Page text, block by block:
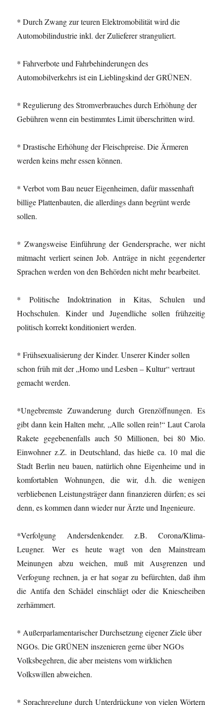
* Durch Zwang zur teuren Elektromobilität wird die
Automobilindustrie inkl. der Zulieferer stranguliert.
* Fahrverbote und Fahrbehinderungen des
Automobilverkehrs ist ein Lieblingskind der GRÜNEN.
* Regulierung des Stromverbrauches durch Erhöhung der
Gebühren wenn ein bestimmtes Limit überschritten wird.
* Drastische Erhöhung der Fleischpreise. Die Ärmeren
werden keins mehr essen können.
* Verbot vom Bau neuer Eigenheimen, dafür massenhaft
billige Plattenbauten, die allerdings dann begrünt werde
sollen.
* Zwangsweise Einführung der Gendersprache, wer nicht
mitmacht verliert seinen Job. Anträge in nicht gegenderter
Sprachen werden von den Behörden nicht mehr bearbeitet.
* Politische Indoktrination in Kitas, Schulen und
Hochschulen. Kinder und Jugendliche sollen frühzeitig
politisch korrekt konditioniert werden.
* Frühsexualisierung der Kinder. Unserer Kinder sollen
schon früh mit der „Homo und Lesben – Kultur“ vertraut
gemacht werden.
*Ungebremste Zuwanderung durch Grenzöffnungen. Es
gibt dann kein Halten mehr, „Alle sollen rein!“ Laut Carola
Rakete gegebenenfalls auch 50 Millionen, bei 80 Mio.
Einwohner z.Z. in Deutschland, das hieße ca. 10 mal die
Stadt Berlin neu bauen, natürlich ohne Eigenheime und in
komfortablen Wohnungen, die wir, d.h. die wenigen
verbliebenen Leistungsträger dann finanzieren dürfen; es sei
denn, es kommen dann wieder nur Ärzte und Ingenieure.
*Verfolgung Andersdenkender. z.B. Corona/Klima-
Leugner. Wer es heute wagt von den Mainstream
Meinungen abzu weichen, muß mit Ausgrenzen und
Verfogung rechnen, ja er hat sogar zu befürchten, daß ihm
die Antifa den Schädel einschlägt oder die Kniescheiben
zerhämmert.
* Außerparlamentarischer Durchsetzung eigener Ziele über
NGOs. Die GRÜNEN inszenieren gerne über NGOs
Volksbegehren, die aber meistens vom wirklichen
Volkswillen abweichen.
* Sprachregelung durch Unterdrückung von vielen Wörtern